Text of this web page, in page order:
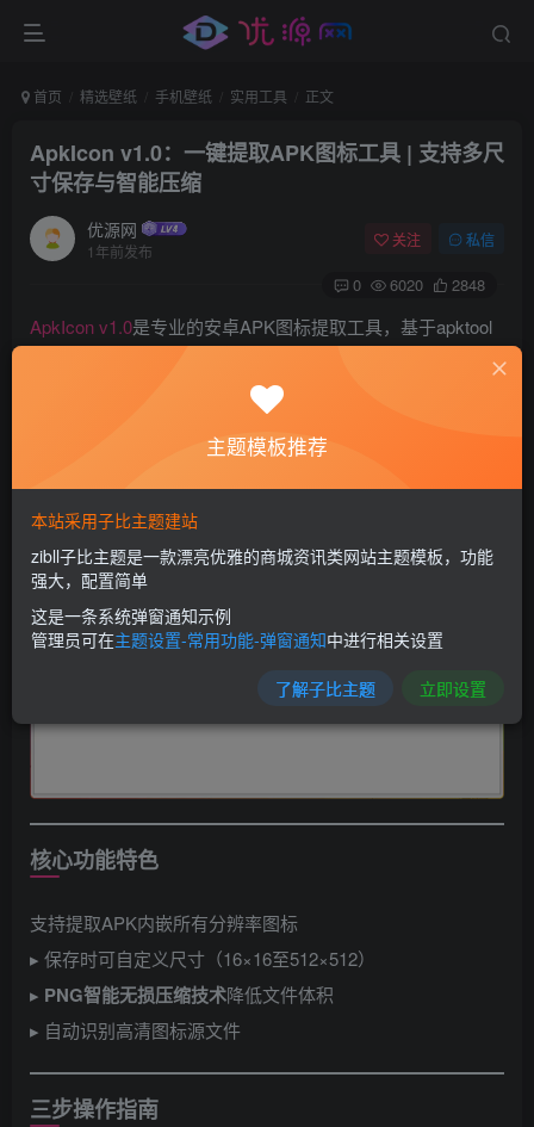
首页 精选壁纸 手机壁纸 实用工具 正文
ApkIcon v1.0：一键提取APK图标工具 | 支持多尺
寸保存与智能压缩
优源网
1年前发布
关注 私信
0 6020 2848
ApkIcon v1.0是专业的安卓APK图标提取工具，基于apktool
保存任意尺寸图标，操作简单
高效。通过文件拖拽即可快速提取应用图标，满足开发者与
核心功能特色
支持提取APK内嵌所有分辨率图标
▸ 保存时可自定义尺寸（16×16至512×512）
▸ ​ PNG智能无损压缩技术降低文件体积
▸ 自动识别高清图标源文件
三步操作指南
主题模板推荐
本站采用子比主题建站
zibll子比主题是一款漂亮优雅的商城资讯类网站主题模板，功能
强大，配置简单
这是一条系统弹窗通知示例
管理员可在主题设置-常用功能-弹窗通知中进行相关设置
了解子比主题 立即设置